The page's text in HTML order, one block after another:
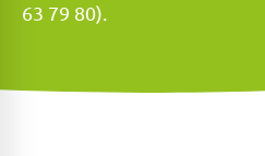
63 79 80).